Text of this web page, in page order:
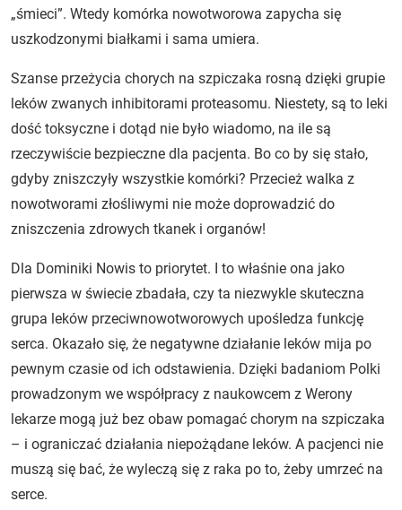
„śmieci”. Wtedy komórka nowotworowa zapycha się
uszkodzonymi białkami i sama umiera.
Szanse przeżycia chorych na szpiczaka rosną dzięki grupie
leków zwanych inhibitorami proteasomu. Niestety, są to leki
dość toksyczne i dotąd nie było wiadomo, na ile są
rzeczywiście bezpieczne dla pacjenta. Bo co by się stało,
gdyby zniszczyły wszystkie komórki? Przecież walka z
nowotworami złośliwymi nie może doprowadzić do
zniszczenia zdrowych tkanek i organów!
Dla Dominiki Nowis to priorytet. I to właśnie ona jako
pierwsza w świecie zbadała, czy ta niezwykle skuteczna
grupa leków przeciwnowotworowych upośledza funkcję
serca. Okazało się, że negatywne działanie leków mija po
pewnym czasie od ich odstawienia. Dzięki badaniom Polki
prowadzonym we współpracy z naukowcem z Werony
lekarze mogą już bez obaw pomagać chorym na szpiczaka
– i ograniczać działania niepożądane leków. A pacjenci nie
muszą się bać, że wyleczą się z raka po to, żeby umrzeć na
serce.